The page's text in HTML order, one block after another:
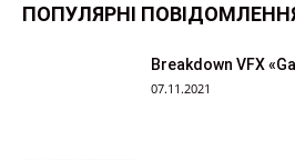
ПОПУЛЯРНІ
Breakdown VFX
07.11.2021